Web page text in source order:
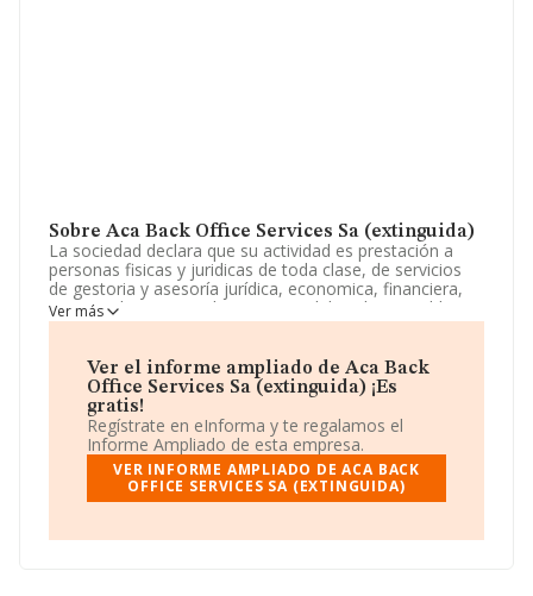
Sobre Aca Back Office Services Sa (extinguida)
La sociedad declara que su actividad es prestación a
personas fisicas y juridicas de toda clase, de servicios
de gestoria y asesoría jurídica, economica, financiera,
comercial, tecnica, administrativa, laboral y contable. La
sociedad está registrada como Sociedad Anónima. Su
sociedad no tiene actividad en mercados exteriores.
En el último año el número de empleados ha
permanecido igual y atendiendo a los datos disponibles
en INFORMA, el número de empleados de la compañía
ha estado por debajo de la media de sector.
Para ponerse en contacto con sus oficinas, la empresa
Ver más
Ver el informe ampliado de Aca Back
Office Services Sa (extinguida) ¡Es
gratis!
Regístrate en eInforma y te regalamos el
Informe Ampliado de esta empresa.
VER INFORME AMPLIADO DE ACA BACK
OFFICE SERVICES SA (EXTINGUIDA)